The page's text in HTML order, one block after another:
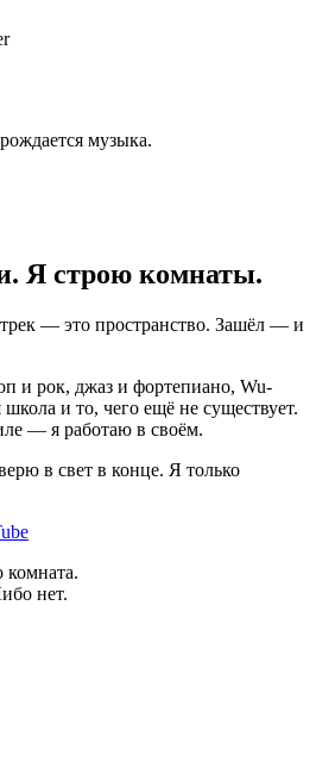
музыка.
Я строю комнаты.
— это пространство. Зашёл — и
и рок, джаз и фортепиано, Wu-
и то, чего ещё не существует.
— я работаю в своём.
в свет в конце. Я только
нет.